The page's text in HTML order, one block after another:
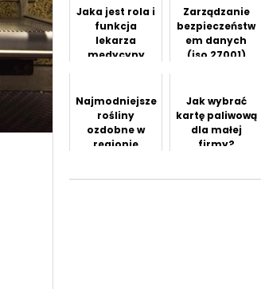
kontuzji
sportowych
Jaka jest rola i
funkcja
lekarza
medycyny
Zarządzanie
bezpieczeństw
em danych
(iso 27001)
Najmodniejsze
rośliny
ozdobne w
regionie
Jak wybrać
kartę paliwową
dla małej
firmy?